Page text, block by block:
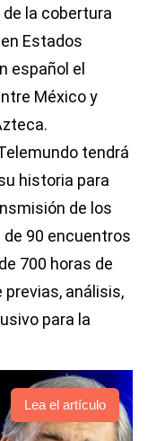
la cobertura
Estados
español el
México y
tendrá
historia para
de los
90 encuentros
700 horas de
análisis,
para la
Lea el artículo